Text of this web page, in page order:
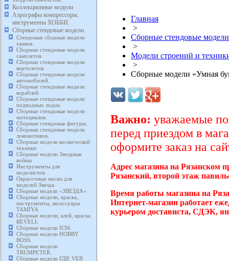
Коллекционные модели
Аэрографы компрессоры,
инструменты ХОББИ.
Сборные стендовые модели.
Стендовые сборные модели
танков.
Сборные стендовые модели
самолетов.
Сборные стендовые модели
вертолетов.
Сборные стендовые модели
автомобилей.
Сборные стендовые модели
кораблей.
Сборные стендовые модели
подводных лодок.
Сборные стендовые модели
мотоциклов.
Сборные стендовые фигуры.
Сборные стендовые модели
локомотивов.
Сборные модели космической
техники
Сборные модели Звездные
войны
Инструменты для
моделистов
Окрасочные маски для
моделей Звезда.
Сборные модели «ЗВЕЗДА»
Сборные модели, краска,
инструменты, аксессуары
TAMIYA
Сборные модели, клей, краска
REVELL
Сборные модели ICM.
Сборные модели HOBBY
BOSS.
Сборные модели
TRUMPETER.
Сборные модели ГДР, VEB
Главная
>
Сборные стендовые
>
Модели строений и
>
Сборные модели «Умная
Важно: уважаемые
перед приездом в
оформите заказ на
Адрес магазина на Рязанском
Рязанский, второй этаж
Время работы магазина на
Интернет-магазин работает
курьером достависта, СДЭК,